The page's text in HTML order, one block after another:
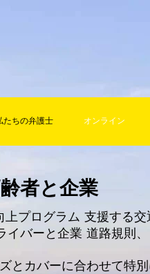
たちの弁護士 オンライン
者と企業
上プログラム 支援する交
イバーと企業 道路規則、
とカバーに合わせて特